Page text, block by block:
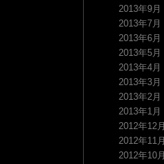
2013年9月
2013年7月
2013年6月
2013年5月
2013年4月
2013年3月
2013年2月
2013年1月
2012年12月
2012年11月
2012年10月